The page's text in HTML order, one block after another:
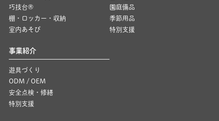
巧技台®
棚・ロッカー・収納
室内あそび
園庭備品
季節用品
特別支援
事業紹介
遊具づくり
ODM / OEM
安全点検・修繕
特別支援